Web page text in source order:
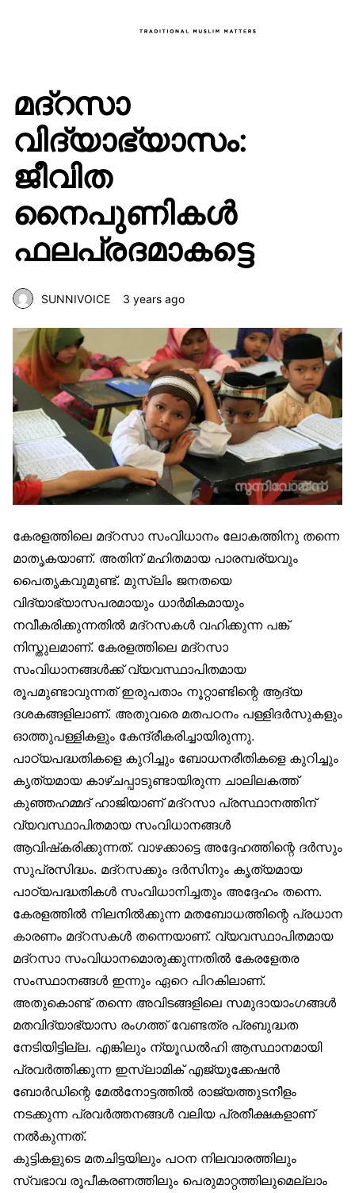
മദ്‌റസാ
വിദ്യാഭ്യാസം:
ജീവിത
നൈപുണികൾ
ഫലപ്രദമാകട്ടെ
SUNNIVOICE 3 years ago
കേരളത്തിലെ മദ്‌റസാ സംവിധാനം ലോകത്തിനു തന്നെ
മാതൃകയാണ്. അതിന് മഹിതമായ പാരമ്പര്യവും
പൈതൃകവുമുണ്ട്. മുസ്ലിം ജനതയെ
വിദ്യാഭ്യാസപരമായും ധാർമികമായും
നവീകരിക്കുന്നതിൽ മദ്‌റസകൾ വഹിക്കുന്ന പങ്ക്
നിസ്തുലമാണ്. കേരളത്തിലെ മദ്‌റസാ
സംവിധാനങ്ങൾക്ക് വ്യവസ്ഥാപിതമായ
രൂപമുണ്ടാവുന്നത് ഇരുപതാം നൂറ്റാണ്ടിന്റെ ആദ്യ
ദശകങ്ങളിലാണ്. അതുവരെ മതപഠനം പള്ളിദർസുകളും
ഓത്തുപള്ളികളും കേന്ദ്രീകരിച്ചായിരുന്നു.
പാഠ്യപദ്ധതികളെ കുറിച്ചും ബോധനരീതികളെ കുറിച്ചും
കൃത്യമായ കാഴ്ചപ്പാടുണ്ടായിരുന്ന ചാലിലകത്ത്
കുഞ്ഞഹമ്മദ് ഹാജിയാണ് മദ്‌റസാ പ്രസ്ഥാനത്തിന്
വ്യവസ്ഥാപിതമായ സംവിധാനങ്ങൾ
ആവിഷ്‌കരിക്കുന്നത്. വാഴക്കാട്ടെ അദ്ദേഹത്തിന്റെ ദർസും
സുപ്രസിദ്ധം. മദ്‌റസക്കും ദർസിനും കൃത്യമായ
പാഠ്യപദ്ധതികൾ സംവിധാനിച്ചതും അദ്ദേഹം തന്നെ.
കേരളത്തിൽ നിലനിൽക്കുന്ന മതബോധത്തിന്റെ പ്രധാന
കാരണം മദ്‌റസകൾ തന്നെയാണ്. വ്യവസ്ഥാപിതമായ
മദ്‌റസാ സംവിധാനമൊരുക്കുന്നതിൽ കേരളേതര
സംസ്ഥാനങ്ങൾ ഇന്നും ഏറെ പിറകിലാണ്.
അതുകൊണ്ട് തന്നെ അവിടങ്ങളിലെ സമുദായാംഗങ്ങൾ
മതവിദ്യാഭ്യാസ രംഗത്ത് വേണ്ടത്ര പ്രബുദ്ധത
നേടിയിട്ടില്ല. എങ്കിലും ന്യൂഡൽഹി ആസ്ഥാനമായി
പ്രവർത്തിക്കുന്ന ഇസ്‌ലാമിക് എജ്യുക്കേഷൻ
ബോർഡിന്റെ മേൽനോട്ടത്തിൽ രാജ്യത്തുടനീളം
നടക്കുന്ന പ്രവർത്തനങ്ങൾ വലിയ പ്രതീക്ഷകളാണ്
നൽകുന്നത്.
കുട്ടികളുടെ മതചിട്ടയിലും പഠന നിലവാരത്തിലും
സ്വഭാവ രൂപീകരണത്തിലും പെരുമാറ്റത്തിലുമെല്ലാം